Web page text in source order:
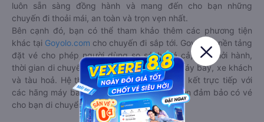
luôn sẵn sàng đồng hành và mang đến cho bạn những
chuyến đi thoải mái, an toàn và trọn vẹn nhất.
Bên cạnh đó, bạn có thể tham khảo thêm các phương tiện
khác tại Goyolo.com cho chuyến đi sắp tới. Goyolo là nền tảng
đặt vé cho phép người dùng so sánh giá cả, giờ khởi hành,
thời gian di chuyển của nhiều phương tiện máy bay, xe khách
và tàu hoả. Hệ thống của Goyolo được liên kết trực tiếp với
các hãng máy bay, xe khách và tàu hoả, luôn đảm bảo có vé
cho bạn di chuyển.